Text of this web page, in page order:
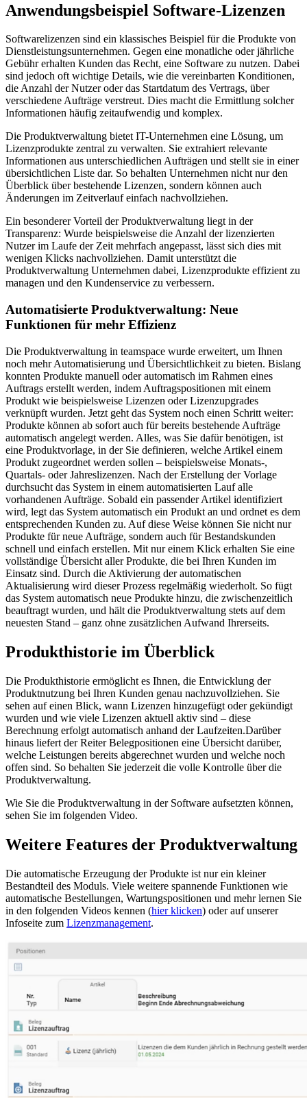
Anwendungsbeispiel Software-Lizenzen
Softwarelizenzen sind ein klassisches Beispiel für die Produkte von
Dienstleistungsunternehmen. Gegen eine monatliche oder jährliche
Gebühr erhalten Kunden das Recht, eine Software zu nutzen. Dabei
sind jedoch oft wichtige Details, wie die vereinbarten Konditionen,
die Anzahl der Nutzer oder das Startdatum des Vertrags, über
verschiedene Aufträge verstreut. Dies macht die Ermittlung solcher
Informationen häufig zeitaufwendig und komplex.
Die Produktverwaltung bietet IT-Unternehmen eine Lösung, um
Lizenzprodukte zentral zu verwalten. Sie extrahiert relevante
Informationen aus unterschiedlichen Aufträgen und stellt sie in einer
übersichtlichen Liste dar. So behalten Unternehmen nicht nur den
Überblick über bestehende Lizenzen, sondern können auch
Änderungen im Zeitverlauf einfach nachvollziehen.
Ein besonderer Vorteil der Produktverwaltung liegt in der
Transparenz: Wurde beispielsweise die Anzahl der lizenzierten
Nutzer im Laufe der Zeit mehrfach angepasst, lässt sich dies mit
wenigen Klicks nachvollziehen. Damit unterstützt die
Produktverwaltung Unternehmen dabei, Lizenzprodukte effizient zu
managen und den Kundenservice zu verbessern.
Automatisierte Produktverwaltung: Neue
Funktionen für mehr Effizienz
Die Produktverwaltung in teamspace wurde erweitert, um Ihnen
noch mehr Automatisierung und Übersichtlichkeit zu bieten. Bislang
konnten Produkte manuell oder automatisch im Rahmen eines
Auftrags erstellt werden, indem Auftragspositionen mit einem
Produkt wie beispielsweise Lizenzen oder Lizenzupgrades
verknüpft wurden. Jetzt geht das System noch einen Schritt weiter:
Produkte können ab sofort auch für bereits bestehende Aufträge
automatisch angelegt werden. Alles, was Sie dafür benötigen, ist
eine Produktvorlage, in der Sie definieren, welche Artikel einem
Produkt zugeordnet werden sollen – beispielsweise Monats-,
Quartals- oder Jahreslizenzen. Nach der Erstellung der Vorlage
durchsucht das System in einem automatisierten Lauf alle
vorhandenen Aufträge. Sobald ein passender Artikel identifiziert
wird, legt das System automatisch ein Produkt an und ordnet es dem
entsprechenden Kunden zu. Auf diese Weise können Sie nicht nur
Produkte für neue Aufträge, sondern auch für Bestandskunden
schnell und einfach erstellen. Mit nur einem Klick erhalten Sie eine
vollständige Übersicht aller Produkte, die bei Ihren Kunden im
Einsatz sind. Durch die Aktivierung der automatischen
Aktualisierung wird dieser Prozess regelmäßig wiederholt. So fügt
das System automatisch neue Produkte hinzu, die zwischenzeitlich
beauftragt wurden, und hält die Produktverwaltung stets auf dem
neuesten Stand – ganz ohne zusätzlichen Aufwand Ihrerseits.
Produkthistorie im Überblick
Die Produkthistorie ermöglicht es Ihnen, die Entwicklung der
Produktnutzung bei Ihren Kunden genau nachzuvollziehen. Sie
sehen auf einen Blick, wann Lizenzen hinzugefügt oder gekündigt
wurden und wie viele Lizenzen aktuell aktiv sind – diese
Berechnung erfolgt automatisch anhand der Laufzeiten.Darüber
hinaus liefert der Reiter Belegpositionen eine Übersicht darüber,
welche Leistungen bereits abgerechnet wurden und welche noch
offen sind. So behalten Sie jederzeit die volle Kontrolle über die
Produktverwaltung.
Wie Sie die Produktverwaltung in der Software aufsetzten können,
sehen Sie im folgenden Video.
Weitere Features der Produktverwaltung
Die automatische Erzeugung der Produkte ist nur ein kleiner
Bestandteil des Moduls. Viele weitere spannende Funktionen wie
automatische Bestellungen, Wartungspositionen und mehr lernen Sie
in den folgenden Videos kennen (hier klicken) oder auf unserer
Infoseite zum Lizenzmanagement.